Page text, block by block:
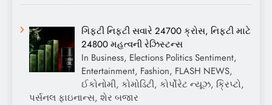
ગિફ્ટી નિફ્ટી સવારે 24700 ક્રોસ, નિફ્ટી માટે
24800 મહત્વની રેઝિસ્ટન્સ
In Business, Elections Politics Sentiment,
Entertainment, Fashion, FLASH NEWS,
ઈકોનોમી, કોમોડિટી, કોર્પોરેટ ન્યૂઝ, ક્રિપ્ટો,
પર્સનલ ફાઇનાન્સ, શેર બજાર